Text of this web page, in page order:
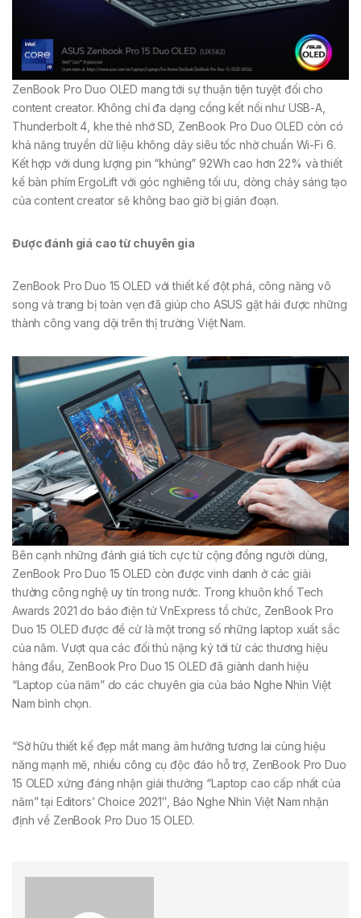
ZenBook Pro Duo OLED mang tới sự thuận tiện tuyệt đối cho
content creator. Không chỉ đa dạng cổng kết nối như USB-A,
Thunderbolt 4, khe thẻ nhớ SD, ZenBook Pro Duo OLED còn có
khả năng truyền dữ liệu không dây siêu tốc nhờ chuẩn Wi-Fi 6.
Kết hợp với dung lượng pin “khủng” 92Wh cao hơn 22% và thiết
kế bàn phím ErgoLift với góc nghiêng tối ưu, dòng chảy sáng tạo
của content creator sẽ không bao giờ bị gián đoạn.
Được đánh giá cao từ chuyên gia
ZenBook Pro Duo 15 OLED với thiết kế đột phá, công năng vô
song và trang bị toàn vẹn đã giúp cho ASUS gặt hái được những
thành công vang dội trên thị trường Việt Nam.
Bên cạnh những đánh giá tích cực từ cộng đồng người dùng,
ZenBook Pro Duo 15 OLED còn được vinh danh ở các giải
thưởng công nghệ uy tín trong nước. Trong khuôn khổ Tech
Awards 2021 do báo điện tử VnExpress tổ chức, ZenBook Pro
Duo 15 OLED được đề cử là một trong số những laptop xuất sắc
của năm. Vượt qua các đối thủ nặng ký tới từ các thương hiệu
hàng đầu, ZenBook Pro Duo 15 OLED đã giành danh hiệu
“Laptop của năm” do các chuyên gia của báo Nghe Nhìn Việt
Nam bình chọn.
“Sở hữu thiết kế đẹp mắt mang âm hưởng tương lai cùng hiệu
năng mạnh mẽ, nhiều công cụ độc đáo hỗ trợ, ZenBook Pro Duo
15 OLED xứng đáng nhận giải thưởng “Laptop cao cấp nhất của
năm” tại Editors’ Choice 2021″, Báo Nghe Nhìn Việt Nam nhận
định về ZenBook Pro Duo 15 OLED.